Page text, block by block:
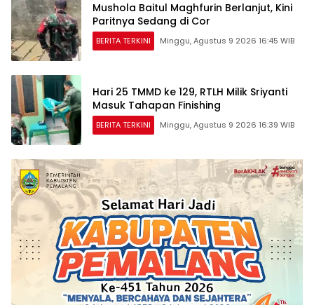
Mushola Baitul Maghfurin Berlanjut, Kini
Paritnya Sedang di Cor
BERITA TERKINI Minggu, Agustus 9 2026 16:45 WIB
Hari 25 TMMD ke 129, RTLH Milik Sriyanti
Masuk Tahapan Finishing
BERITA TERKINI Minggu, Agustus 9 2026 16:39 WIB